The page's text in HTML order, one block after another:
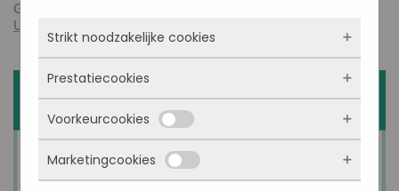
Geschreven door
Uncategorized
Strikt noodzakelijke cookies
Deze cookies zorgen ervoor dat de website
überhaupt werkt. Ze zijn dus altijd actief en
kunnen niet worden uitgezet. Meestal worden
ze alleen geplaatst als jij iets doet, zoals
inloggen, een formulier invullen of je
privacyvoorkeuren opslaan. Je kunt je browser
Prestatiecookies
Met deze cookies zien we hoe vaak onze site
bezocht wordt, waar bezoekers vandaan
komen en welke pagina’s populair zijn. Zo
kunnen we de website blijven verbeteren.
Voorkeurcookies
Deze cookies onthouden jouw voorkeuren.
Bijvoorbeeld taalkeuze of ingevulde gegevens.
Marketingcookies